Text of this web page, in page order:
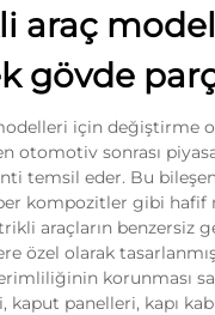
araç
gövde
için değiştirme
otomotiv sonrası
temsil eder. Bu
kompozitler gibi hafif
araçların benzersiz
özel olarak
korunması
kaput panelleri, kapı